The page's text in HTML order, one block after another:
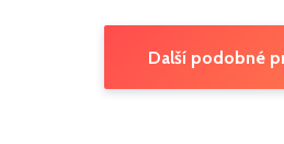
Další podobné